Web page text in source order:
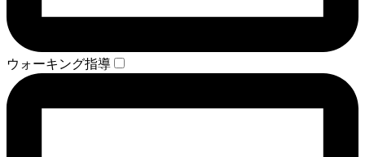
ウォーキング指導